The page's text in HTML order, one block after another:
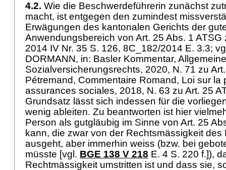
4.2. Wie die Beschwerdeführerin zunächst
macht, ist entgegen den zumindest
Erwägungen des kantonalen Gerichts der
Anwendungsbereich von Art. 25 Abs. 1 ATSG
2014 IV Nr. 35 S. 126, 8C_182/2014 E. 3.3;
DORMANN, in: Basler Kommentar,
Sozialversicherungsrechts, 2020, N. 71 zu
Pétremand, Commentaire Romand, Loi sur la
assurances sociales, 2018, N. 63 zu Art. 25
Grundsatz lässt sich indessen für die
wenig ableiten. Zu beantworten ist hier
Person als gutgläubig im Sinne von Art. 25
kann, die zwar von der Rechtsmässigkeit
ausgeht, aber immerhin weiss (bzw. bei
müsste [vgl. BGE 138 V 218 E. 4 S. 220 f.]),
Rechtmässigkeit umstritten ist und dass sie,